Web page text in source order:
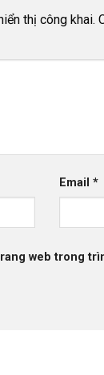
thị công khai.
Email *
web trong